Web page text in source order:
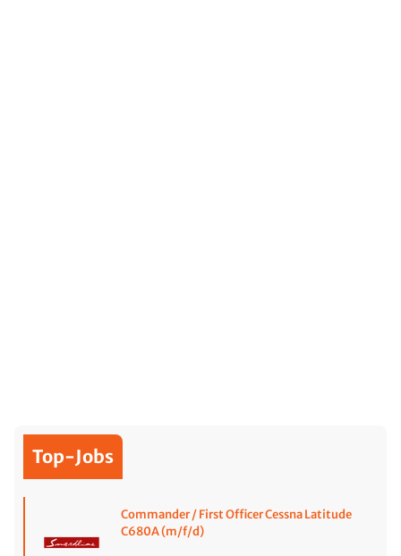
Top-Jobs
Commander / First Officer Cessna Latitude
C680A (m/f/d)